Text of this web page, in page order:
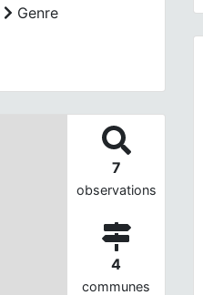
Genre
7
observations
4
communes